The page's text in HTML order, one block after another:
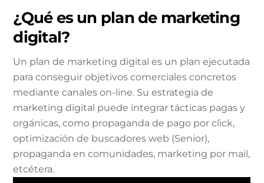
¿Qué es un plan de marketing
digital?
Un plan de marketing digital es un plan ejecutada
para conseguir objetivos comerciales concretos
mediante canales on-line. Su estrategia de
marketing digital puede integrar tácticas pagas y
orgánicas, como propaganda de pago por click,
optimización de buscadores web (Senior),
propaganda en comunidades, marketing por mail,
etcétera.